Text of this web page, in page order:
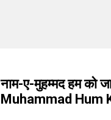
नाम-ए-मुहम्मद हम को
Muhammad Hum